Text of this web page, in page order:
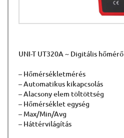
UNI-T UT320A ~ Digitális hőmérő
– Hőmérsékletmérés
– Automatikus kikapcsolás
– Alacsony elem töltöttség
– Hőmérséklet egység
– Max/Min/Avg
– Háttérvilágítás